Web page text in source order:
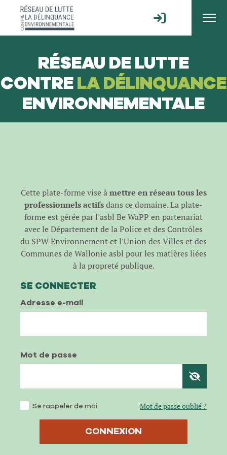
RÉSEAU DE LUTTE
CONTRELA DÉLINQUANCE
ENVIRONNEMENTALE
Cette plate-forme vise àmettre en réseau tous les
professionnels actifsdans ce domaine. La plate-
forme est gérée par l'asbl Be WaPP en partenariat
avec le Département de la Police et des Contrôles
du SPW Environnement et l'Union des Villes et des
Communes de Wallonie asbl pour les matières liées
à la propreté publique.
SE CONNECTER
Adresse e-mail
Mot de passe
Se rappeler de moi Mot de passe oublié ?
CONNEXION